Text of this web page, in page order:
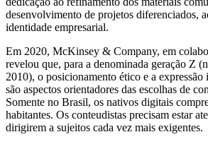
desenvolvimento de projetos diferenciados,
identidade empresarial.
Em 2020, McKinsey & Company, em
revelou que, para a denominada geração Z
2010), o posicionamento ético e a expressão
são aspectos orientadores das escolhas de
Somente no Brasil, os nativos digitais
habitantes. Os conteudistas precisam estar
dirigirem a sujeitos cada vez mais exigentes.